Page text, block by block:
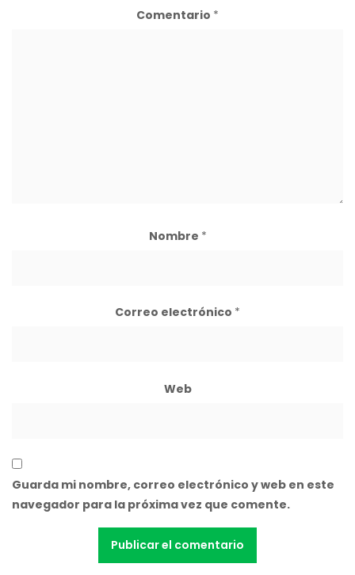
Comentario *
Nombre *
Correo electrónico *
Web
Guarda mi nombre, correo electrónico y web en este
navegador para la próxima vez que comente.